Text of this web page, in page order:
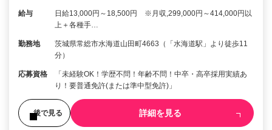
給与
日給13,000円～18,500円 ※月収,299,000円～414,000円以
上＋各種手…
勤務地
茨城県常総市水海道山田町4663（「水海道駅」より徒歩11
分）
応募資格
「未経験OK！学歴不問！年齢不問！中卒・高卒採用実績あ
り！要普通免許(または準中型免許)」
後で見る 詳細を見る